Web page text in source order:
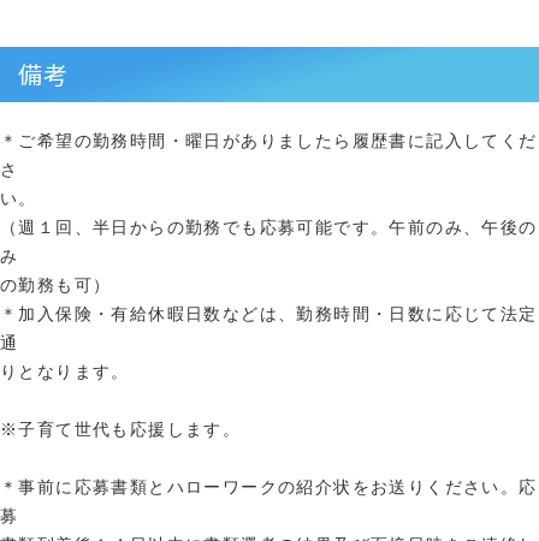
備考
＊ご希望の勤務時間・曜日がありましたら履歴書に記入してくだ
さ
い。
（週１回、半日からの勤務でも応募可能です。午前のみ、午後の
み
の勤務も可）
＊加入保険・有給休暇日数などは、勤務時間・日数に応じて法定
通
りとなります。
※子育て世代も応援します。
＊事前に応募書類とハローワークの紹介状をお送りください。応
募